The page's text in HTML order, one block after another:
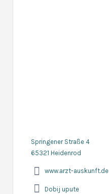
Springener Straße 4
65321 Heidenrod
www.arzt-auskunft.de
Dobij upute